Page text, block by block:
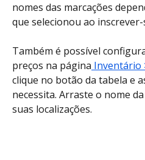
nomes das marcações
que selecionou ao inscrever-
Também é possível
preços na página Inventário
clique no botão da tabela e
necessita. Arraste o nome
suas localizações.